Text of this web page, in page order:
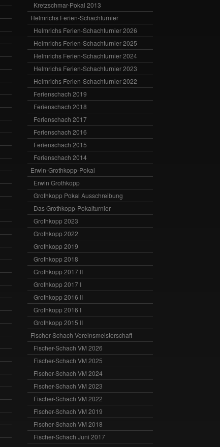
Kretzschmar-Pokal 2013
Helmrichs Ferien-Schachturnier
Helmrichs Ferien-Schachturnier 2026
Helmrichs Ferien-Schachturnier 2025
Helmrichs Ferien-Schachturnier 2024
Helmrichs Ferien-Schachturnier 2023
Helmrichs Ferien-Schachturnier 2022
Ferienschach 2019
Ferienschach 2018
Ferienschach 2017
Ferienschach 2016
Ferienschach 2015
Ferienschach 2014
Erwin-Grothkopp-Pokal
Erwin Grothkopp
Grothkopp Pokal Ausschreibung
Das Grothkopp-Pokalturnier
Grothkopp 2023
Grothkopp 2022
Grothkopp 2019
Grothkopp 2018
Grothkopp 2017 II
Grothkopp 2017 I
Grothkopp 2016 II
Grothkopp 2016 I
Grothkopp 2015 II
Fischer-Schach Vereinsmeisterschaft
Fischer-Schach VM 2026
Fischer-Schach VM 2025
Fischer-Schach VM 2024
Fischer-Schach VM 2023
Fischer-Schach VM 2022
Fischer-Schach VM 2019
Fischer-Schach VM 2018
Fischer-Schach Juni 2017